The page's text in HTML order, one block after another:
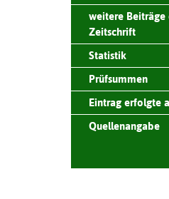
weitere Beiträge
Zeitschrift
Statistik
Prüfsummen
Eintrag erfolgte
Quellenangabe